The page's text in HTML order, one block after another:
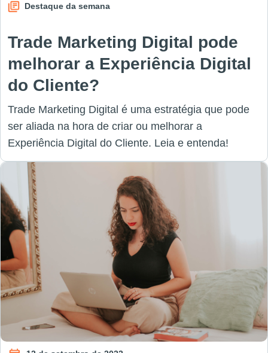
Destaque da semana
Trade Marketing Digital pode
melhorar a Experiência Digital
do Cliente?
Trade Marketing Digital é uma estratégia que pode
ser aliada na hora de criar ou melhorar a
Experiência Digital do Cliente. Leia e entenda!